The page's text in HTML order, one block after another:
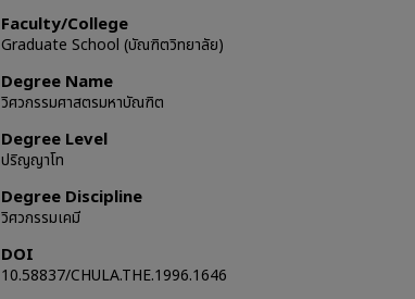
Faculty/College
Graduate School (บัณฑิตวิทยาลัย)
Degree Name
วิศวกรรมศาสตรมหาบัณฑิต
Degree Level
ปริญญาโท
Degree Discipline
วิศวกรรมเคมี
DOI
10.58837/CHULA.THE.1996.1646